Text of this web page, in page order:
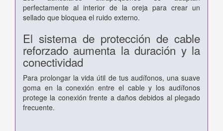
perfectamente al interior de la oreja para crear un
sellado que bloquea el ruido externo.
El sistema de protección de cable
reforzado aumenta la duración y la
conectividad
Para prolongar la vida útil de tus audífonos, una suave
goma en la conexión entre el cable y los audífonos
protege la conexión frente a daños debidos al plegado
frecuente.